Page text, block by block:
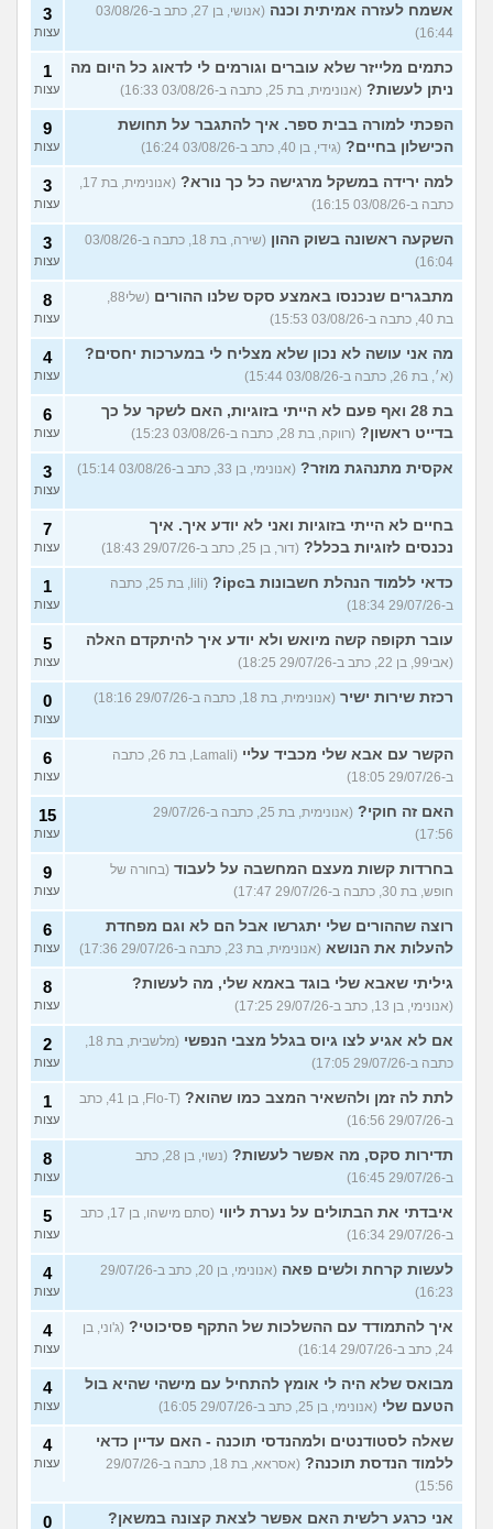
אשמח לעזרה אמיתית וכנה
(אנושי, בן 27, כתב ב-03/08/26
16:44)
3
עצות
כתמים מלייזר שלא עוברים וגורמים לי לדאוג כל היום מה
ניתן לעשות? (אנונימית, בת 25, כתבה ב-03/08/26 16:33)
1
עצות
הפכתי למורה בבית ספר. איך להתגבר על תחושת
הכישלון בחיים? (גידי, בן 40, כתב ב-03/08/26 16:24)
9
עצות
למה ירידה במשקל מרגישה כל כך נורא?
כתבה ב-03/08/26 16:15)
3
עצות
השקעה ראשונה בשוק ההון
(שירה, בת 18, כתבה ב-03/08/26
16:04)
3
עצות
מתבגרים שנכנסו באמצע סקס שלנו ההורים
בת 40, כתבה ב-03/08/26 15:53)
8
עצות
מה אני עושה לא נכון שלא מצליח לי במערכות יחסים?
(א׳, בת 26, כתבה ב-03/08/26 15:44)
4
עצות
בת 28 ואף פעם לא הייתי בזוגיות, האם לשקר על כך
בדייט ראשון? (רווקה, בת 28, כתבה ב-03/08/26 15:23)
6
עצות
אקסית מתנהגת מוזר? (אנונימי, בן 33, כתב ב-03/08/26 15:14) 3
עצות
בחיים לא הייתי בזוגיות ואני לא יודע איך. איך
נכנסים לזוגיות בכלל? (דור, בן 25, כתב ב-29/07/26 18:43)
7
עצות
כדאי ללמוד הנהלת חשבונות בipc?
(lili, בת 25, כתבה
ב-29/07/26 18:34)
1
עצות
עובר תקופה קשה מיואש ולא יודע איך להיתקדם האלה
(אבי99, בן 22, כתב ב-29/07/26 18:25)
5
עצות
רכזת שירות ישיר (אנונימית, בת 18, כתבה ב-29/07/26 18:16) 0
עצות
הקשר עם אבא שלי מכביד עליי
(Lamali, בת 26, כתבה
ב-29/07/26 18:05)
6
עצות
האם זה חוקי?
(אנונימית, בת 25, כתבה ב-29/07/26
17:56)
15
עצות
בחרדות קשות מעצם המחשבה על לעבוד (בחורה של
חופש, בת 30, כתבה ב-29/07/26 17:47)
9
עצות
רוצה שההורים שלי יתגרשו אבל הם לא וגם מפחדת
להעלות את הנושא (אנונימית, בת 23, כתבה ב-29/07/26 17:36)
6
עצות
גיליתי שאבא שלי בוגד באמא שלי, מה לעשות?
(אנונימי, בן 13, כתב ב-29/07/26 17:25)
8
עצות
אם לא אגיע לצו גיוס בגלל מצבי הנפשי
כתבה ב-29/07/26 17:05)
2
עצות
לתת לה זמן ולהשאיר המצב כמו שהוא?
(Flo-T, בן 41, כתב
ב-29/07/26 16:56)
1
עצות
תדירות סקס, מה אפשר לעשות?
(נשוי, בן 28, כתב
ב-29/07/26 16:45)
8
עצות
איבדתי את הבתולים על נערת ליווי
(סתם מישהו, בן 17, כתב
ב-29/07/26 16:34)
5
עצות
לעשות קרחת ולשים פאה
(אנונימי, בן 20, כתב ב-29/07/26
16:23)
4
עצות
איך להתמודד עם ההשלכות של התקף פסיכוטי? (ג'וני, בן
24, כתב ב-29/07/26 16:14)
4
עצות
מבואס שלא היה לי אומץ להתחיל עם מישהי שהיא בול
הטעם שלי (אנונימי, בן 25, כתב ב-29/07/26 16:05)
4
עצות
שאלה לסטודנטים ולמהנדסי תוכנה - האם עדיין כדאי
ללמוד הנדסת תוכנה?
(אסראא, בת 18, כתבה ב-29/07/26
15:56)
4
עצות
אני כרגע רלשית האם אפשר לצאת קצונה במשאן? 0